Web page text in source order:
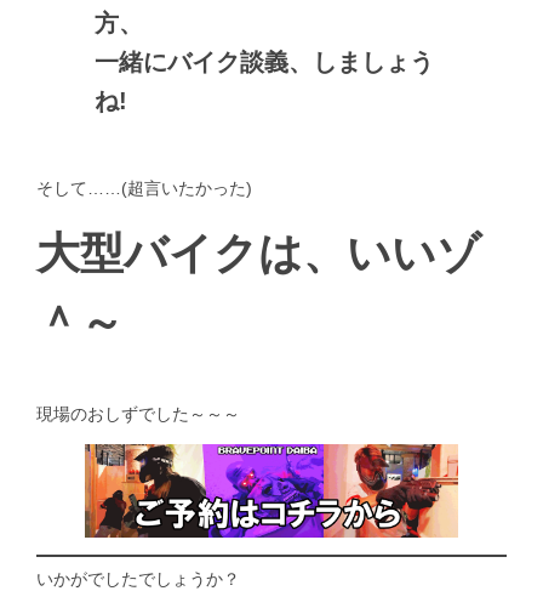
方、
一緒にバイク談義、しましょう
ね!
そして……(超言いたかった)
大型バイクは、いいゾ
＾～
現場のおしずでした～～～
いかがでしたでしょうか？